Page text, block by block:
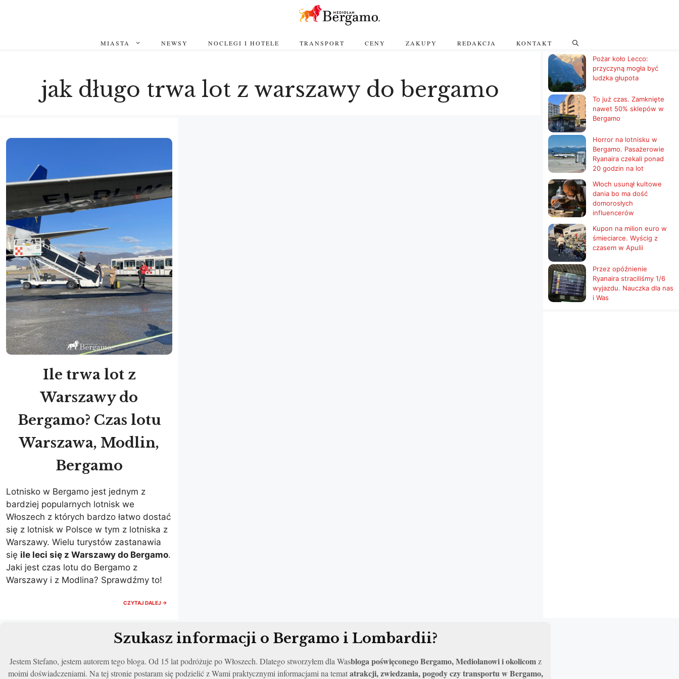
MIASTA NEWSY NOCLEGI I HOTELE TRANSPORT CENY ZAKUPY REDAKCJA KONTAKT
jak długo trwa lot z warszawy do bergamo
Ile trwa lot z
Warszawy do
Bergamo? Czas lotu
Warszawa, Modlin,
Bergamo
Lotnisko w Bergamo jest jednym z
bardziej popularnych lotnisk we
Włoszech z których bardzo łatwo dostać
się z lotnisk w Polsce w tym z lotniska z
Warszawy. Wielu turystów zastanawia
się ile leci się z Warszawy do Bergamo.
Jaki jest czas lotu do Bergamo z
Warszawy i z Modlina? Sprawdźmy to!
CZYTAJ DALEJ →
WARSZAWY
DO
LOTU
WARSZAWA,
Szukasz informacji o Bergamo i Lombardii?
Jestem Stefano, jestem autorem tego bloga. Od 15 lat podróżuje po Włoszech. Dlatego stworzyłem dla Wasbloga poświęconego Bergamo, Mediolanowi i okolicomz
moimi doświadczeniami. Na tej stronie postaram się podzielić z Wami praktycznymi informacjami na tematatrakcji, zwiedzania, pogody czy transportu w Bergamo,
Pożar koło Lecco:
przyczyną mogła być
ludzka głupota
To już czas. Zamknięte
nawet 50% sklepów w
Bergamo
Horror na lotnisku w
Bergamo. Pasażerowie
Ryanaira czekali ponad
20 godzin na lot
Włoch usunął kultowe
dania bo ma dość
domorosłych
influencerów
Kupon na milion euro w
śmieciarce. Wyścig z
czasem w Apulii
Przez opóźnienie
Ryanaira straciliśmy 1/6
wyjazdu. Nauczka dla nas
i Was